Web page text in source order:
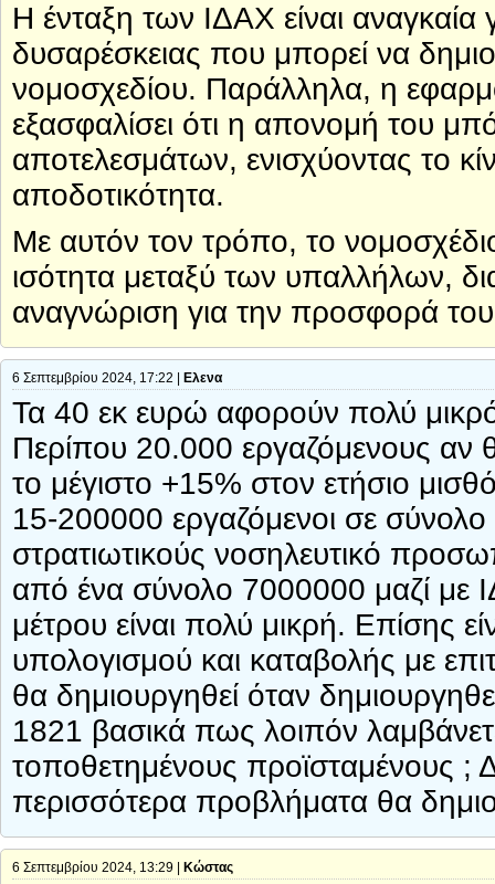
Η ένταξη των ΙΔΑΧ είναι αναγκαία
δυσαρέσκειας που μπορεί να
νομοσχεδίου. Παράλληλα, η
εξασφαλίσει ότι η απονομή του
αποτελεσμάτων, ενισχύοντας το
αποδοτικότητα.
Με αυτόν τον τρόπο, το
ισότητα μεταξύ των υπαλλήλων,
αναγνώριση για την προσφορά
6 Σεπτεμβρίου 2024, 17:22 | Ελενα
Τα 40 εκ ευρώ αφορούν πολύ
Περίπου 20.000 εργαζόμενους αν
το μέγιστο +15% στον ετήσιο
15-200000 εργαζόμενοι σε
στρατιωτικούς νοσηλευτικό
από ένα σύνολο 7000000 μαζί με
μέτρου είναι πολύ μικρή. Επίσης
υπολογισμού και καταβολής με
θα δημιουργηθεί όταν
1821 βασικά πως λοιπόν
τοποθετημένους προϊσταμένους ;
περισσότερα προβλήματα θα
6 Σεπτεμβρίου 2024, 13:29 | Κώστας